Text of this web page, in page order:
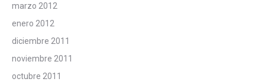
marzo 2012
enero 2012
diciembre 2011
noviembre 2011
octubre 2011